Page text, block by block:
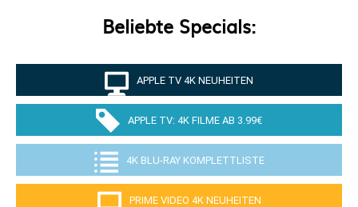
Beliebte Specials:
APPLE TV 4K NEUHEITEN
APPLE TV: 4K FILME AB 3.99€
4K BLU-RAY KOMPLETTLISTE
PRIME VIDEO 4K NEUHEITEN